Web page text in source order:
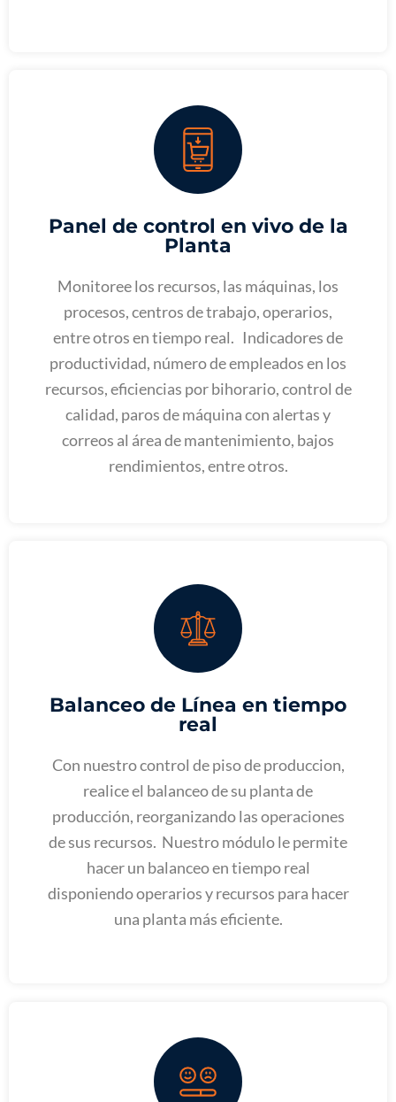
Panel de control en vivo de la
Planta
Monitoree los recursos, las máquinas, los
procesos, centros de trabajo, operarios,
entre otros en tiempo real. Indicadores de
productividad, número de empleados en los
recursos, eficiencias por bihorario, control de
calidad, paros de máquina con alertas y
correos al área de mantenimiento, bajos
rendimientos, entre otros.
Balanceo de Línea en tiempo
real
Con nuestro control de piso de produccion,
realice el balanceo de su planta de
producción, reorganizando las operaciones
de sus recursos. Nuestro módulo le permite
hacer un balanceo en tiempo real
disponiendo operarios y recursos para hacer
una planta más eficiente.